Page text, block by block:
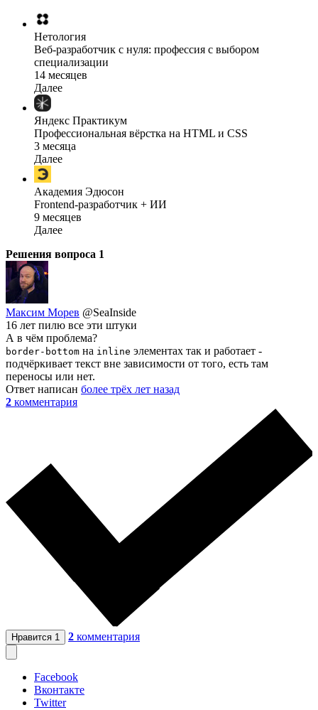
Нетология
Веб-разработчик с нуля: профессия с выбором
специализации
14 месяцев
Далее
Яндекс Практикум
Профессиональная вёрстка на HTML и CSS
3 месяца
Далее
Академия Эдюсон
Frontend-разработчик + ИИ
9 месяцев
Далее
Решения вопроса 1
Максим Морев @SeaInside
16 лет пилю все эти штуки
А в чём проблема?
border-bottom на inline элементах так и работает -
подчёркивает текст вне зависимости от того, есть там
переносы или нет.
Ответ написан более трёх лет назад
2 комментария
Нравится 1 2 комментария
Facebook
Вконтакте
Twitter